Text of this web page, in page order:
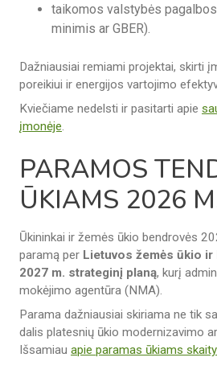
taikomos valstybės
minimis ar GBER).
Dažniausiai remiami projektai, skirti
poreikiui ir energijos vartojimo
Kviečiame nedelsti ir pasitarti apie
įmonėje.
PARAMOS
ŪKIAMS 2026
Ūkininkai ir žemės ūkio bendrovės
paramą per Lietuvos žemės ūkio
2027 m. strateginį planą, kurį
mokėjimo agentūra (NMA).
Parama dažniausiai skiriama ne tik
dalis platesnių ūkio modernizavimo
Išsamiau apie paramas ūkiams